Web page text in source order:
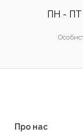
ПН - ПТ
Про нас